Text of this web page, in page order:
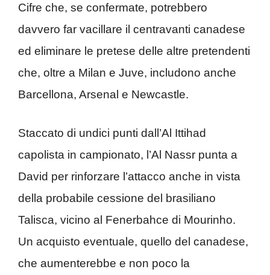
Cifre che, se confermate, potrebbero
davvero far vacillare il centravanti canadese
ed eliminare le pretese delle altre pretendenti
che, oltre a Milan e Juve, includono anche
Barcellona, Arsenal e Newcastle.
Staccato di undici punti dall’Al Ittihad
capolista in campionato, l’Al Nassr punta a
David per rinforzare l’attacco anche in vista
della probabile cessione del brasiliano
Talisca, vicino al Fenerbahce di Mourinho.
Un acquisto eventuale, quello del canadese,
che aumenterebbe e non poco la